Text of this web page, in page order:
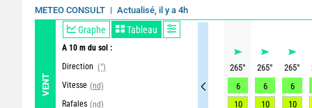
METEO CONSULT Actualisé, il y a 4h
VENT
Graphe Tableau
A 10 m du sol :
Direction (°)
Vitesse (nd)
Rafales (nd)
265° 265° 265°
6
6 6
10
10 10